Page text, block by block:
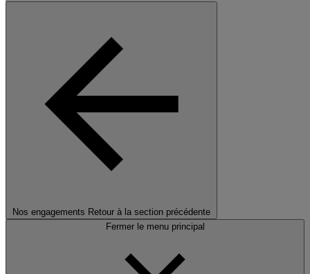
Nos engagements Retour à la section précédente
Fermer le menu principal